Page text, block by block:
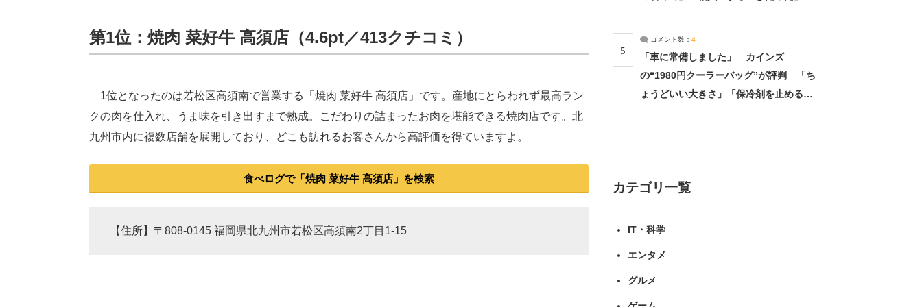
第1位：焼肉 菜好牛 高須店（4.6pt／413クチコミ）
1位となったのは若松区高須南で営業する「焼肉 菜好牛 高須店」です。産地にとらわれず最高ラン
クの肉を仕入れ、うま味を引き出すまで熟成。こだわりの詰まったお肉を堪能できる焼肉店です。北
九州市内に複数店舗を展開しており、どこも訪れるお客さんから高評価を得ていますよ。
食べログで「焼肉 菜好牛 高須店」を検索
【住所】〒808-0145 福岡県北九州市若松区高須南2丁目1-15
5
コメント数： 4
「車に常備しました」 カインズ
の“1980円クーラーバッグ”が評判 「ち
ょうどいい大きさ」「保冷剤を止めるベ
カテゴリ一覧
IT・科学
エンタメ
グルメ